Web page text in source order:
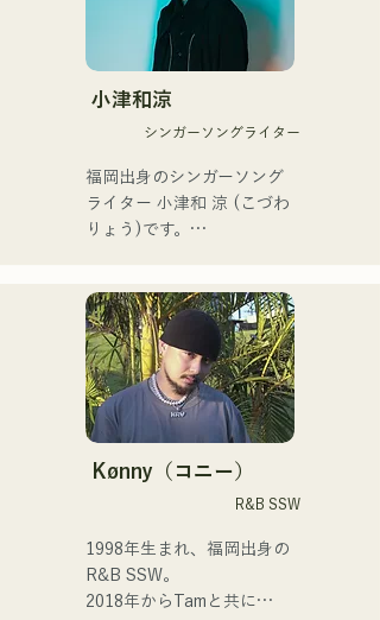
└2023年12月1日に3rd
EP『夢戦夜』をリリース。
└EPを携え、卒論と並行し
ながら全国ツアー「せいの
└ツアーファイナルは2月
18日に地元長崎で、大学の
同期バンドと主催イベント
として開催した。
└大学卒業後、メンバーは
それぞれ就職するが、解散
はせず活動を継続。
└福岡を中間地点として集
まり、練習やライブを行
う。
ージック）を活用し、遠隔
での楽曲制作も行う。
・その他エピソード
└ボーカルの上田は、費用
節約とライブ後の打ち上げ
ドが特徴であり、独特な
AREINTサウンドを作り出
している。
「KBCラジオ ホークス中継
が採用された。
サウンドハウスとTuneCore
タイトル曲「ONLY ONE」
が、785作品の応募の中か
ら優秀賞に選出された。
また2025年に開催された
MERGENZA JAPAN 2025に
てドイツ大使館賞を受賞し
東京で行われたドイツフェ
スティバルに出演した。
小津和涼
シンガーソングライター
福岡出身のシンガーソング
ライター 小津和 涼 (こづわ
りょう)です。
イブ、TikTok配信、イベン
トなどに出演しながら活動
しています！
幼少期から音楽が好きで
高校に入ってから人前で歌
を歌うようになり歌手にな
1人1人に寄り添う音楽を作
っていきたいと思ってま
す。
Kønny（コニー）
R&B SSW
1998年生まれ、福岡出身の
R&B SSW。
2018年からTamと共に